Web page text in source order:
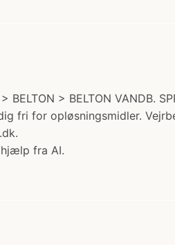
BELTON > BELTON VANDB.
fri for opløsningsmidler.
fra AI.